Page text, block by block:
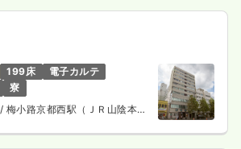
199床
電子カルテ
寮
/ 梅小路京都西駅（ＪＲ山陰本